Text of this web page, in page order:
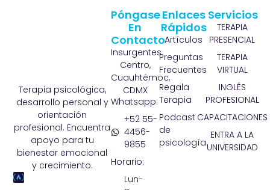
Terapia psicológica,
desarrollo personal y
orientación
profesional. Encuentra
apoyo para tu
bienestar emocional
y crecimiento.
Servicios
TERAPIA
PRESENCIAL
TERAPIA
VIRTUAL
INGLÉS
PROFESIONAL
CAPACITACIONES
ENTRA A LA
UNIVERSIDAD
Enlaces
Rápidos
Artículos
Preguntas
Frecuentes
Regala
Terapia
Podcast
de
psicología
Póngase
En
Contacto
Insurgentes
Centro,
Cuauhtémoc,
CDMX
Whatsapp:
+52 55-
4456-
9855
Horario:
Lun-